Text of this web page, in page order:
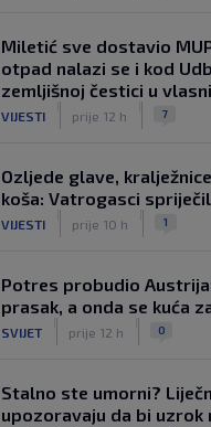
Miletić sve dostavio
otpad nalazi se i kod
zemljišnoj čestici u
VIJESTI prije 12 h 7
Ozljede glave,
koša: Vatrogasci
VIJESTI prije 10 h 1
Potres probudio
prasak, a onda se kuća
SVIJET prije 12 h 0
Stalno ste umorni?
upozoravaju da bi uzrok